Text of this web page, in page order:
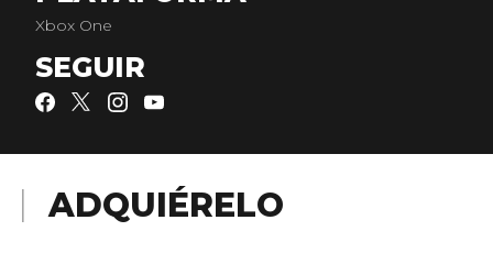
Xbox One
SEGUIR
ADQUIÉRELO